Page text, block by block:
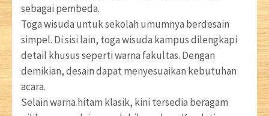
sebagai pembeda.
Toga wisuda untuk sekolah umumnya berdesain
simpel. Di sisi lain, toga wisuda kampus dilengkapi
detail khusus seperti warna fakultas. Dengan
demikian, desain dapat menyesuaikan kebutuhan
acara.
Selain warna hitam klasik, kini tersedia beragam